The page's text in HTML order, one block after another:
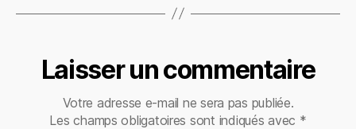
Laisser un commentaire
Votre adresse e-mail ne sera pas publiée.
Les champs obligatoires sont indiqués avec *